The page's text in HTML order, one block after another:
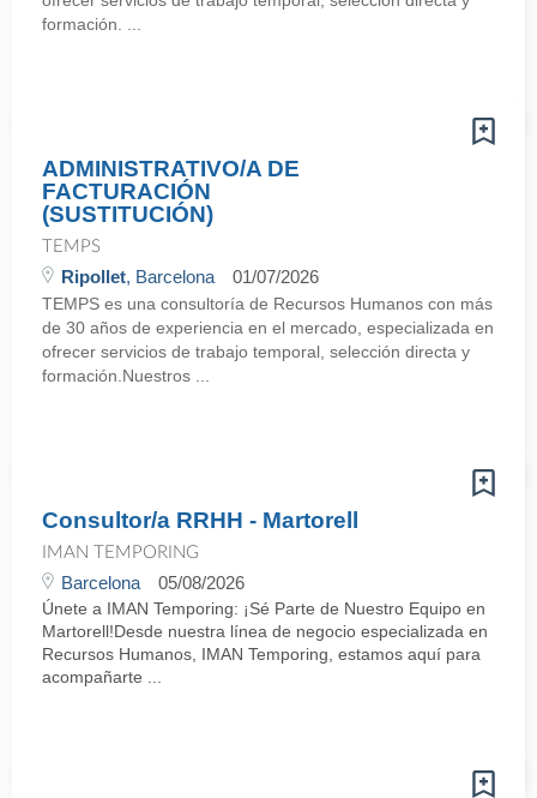
formación. ...
ADMINISTRATIVO/A DE
FACTURACIÓN
(SUSTITUCIÓN)
TEMPS
Ripollet, Barcelona 01/07/2026
TEMPS es una consultoría de Recursos Humanos con más
de 30 años de experiencia en el mercado, especializada en
ofrecer servicios de trabajo temporal, selección directa y
formación.Nuestros ...
Consultor/a RRHH - Martorell
IMAN TEMPORING
Barcelona 05/08/2026
Únete a IMAN Temporing: ¡Sé Parte de Nuestro Equipo en
Martorell!Desde nuestra línea de negocio especializada en
Recursos Humanos, IMAN Temporing, estamos aquí para
acompañarte ...